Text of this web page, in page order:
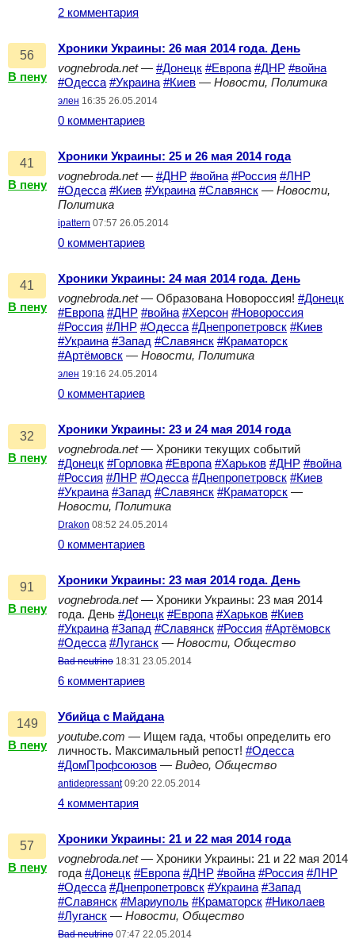
2 комментария
56
В пену
Хроники Украины: 26 мая 2014 года. День
vognebroda.net— #Донецк #Европа #ДНР #война
#Одесса #Украина #Киев — Новости, Политика
элен 16:35 26.05.2014
0 комментариев
41
В пену
Хроники Украины: 25 и 26 мая 2014 года
vognebroda.net— #ДНР #война #Россия #ЛНР
#Одесса #Киев #Украина #Славянск — Новости,
Политика
ipattern 07:57 26.05.2014
0 комментариев
41
В пену
Хроники Украины: 24 мая 2014 года. День
vognebroda.net— Образована Новороссия! #Донецк
#Европа #ДНР #война #Херсон #Новороссия
#Россия #ЛНР #Одесса #Днепропетровск #Киев
#Украина #Запад #Славянск #Краматорск
#Артёмовск — Новости, Политика
элен 19:16 24.05.2014
0 комментариев
32
В пену
Хроники Украины: 23 и 24 мая 2014 года
vognebroda.net— Хроники текущих событий
#Донецк #Горловка #Европа #Харьков #ДНР #война
#Россия #ЛНР #Одесса #Днепропетровск #Киев
#Украина #Запад #Славянск #Краматорск —
Новости, Политика
Drakon 08:52 24.05.2014
0 комментариев
91
В пену
Хроники Украины: 23 мая 2014 года. День
vognebroda.net— Хроники Украины: 23 мая 2014
года. День #Донецк #Европа #Харьков #Киев
#Украина #Запад #Славянск #Россия #Артёмовск
#Одесса #Луганск — Новости, Общество
Bad neutrino 18:31 23.05.2014
6 комментариев
149
В пену
Убийца с Майдана
youtube.com — Ищем гада, чтобы определить его
личность. Максимальный репост! #Одесса
#ДомПрофсоюзов — Видео, Общество
antidepressant 09:20 22.05.2014
4 комментария
57
В пену
Хроники Украины: 21 и 22 мая 2014 года
vognebroda.net— Хроники Украины: 21 и 22 мая 2014
года #Донецк #Европа #ДНР #война #Россия #ЛНР
#Одесса #Днепропетровск #Украина #Запад
#Славянск #Мариуполь #Краматорск #Николаев
#Луганск — Новости, Общество
Bad neutrino 07:47 22.05.2014